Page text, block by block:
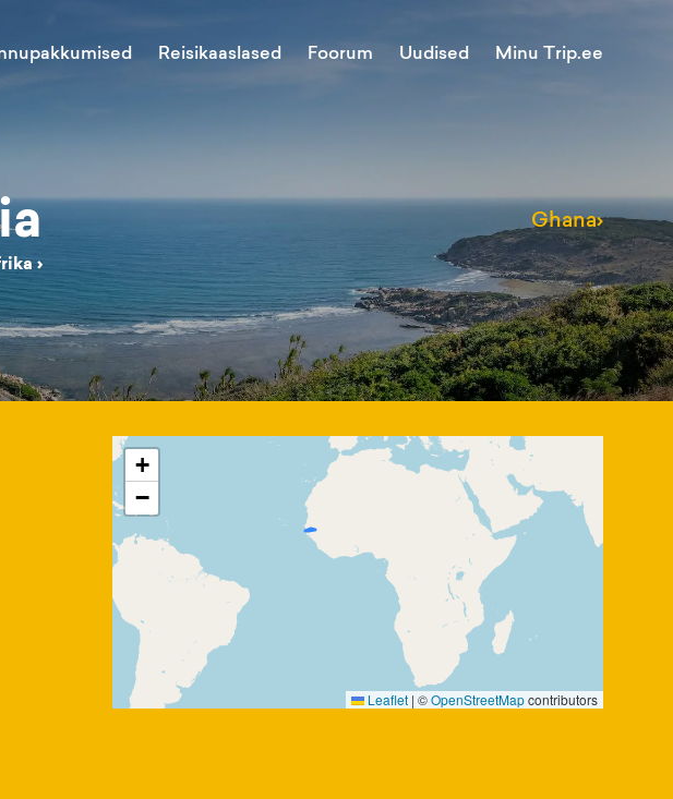
Reisikaaslased Foorum Uudised Minu Trip.ee
›
Ghana›
+
−
Leaflet | ©OpenStreetMapcontributors